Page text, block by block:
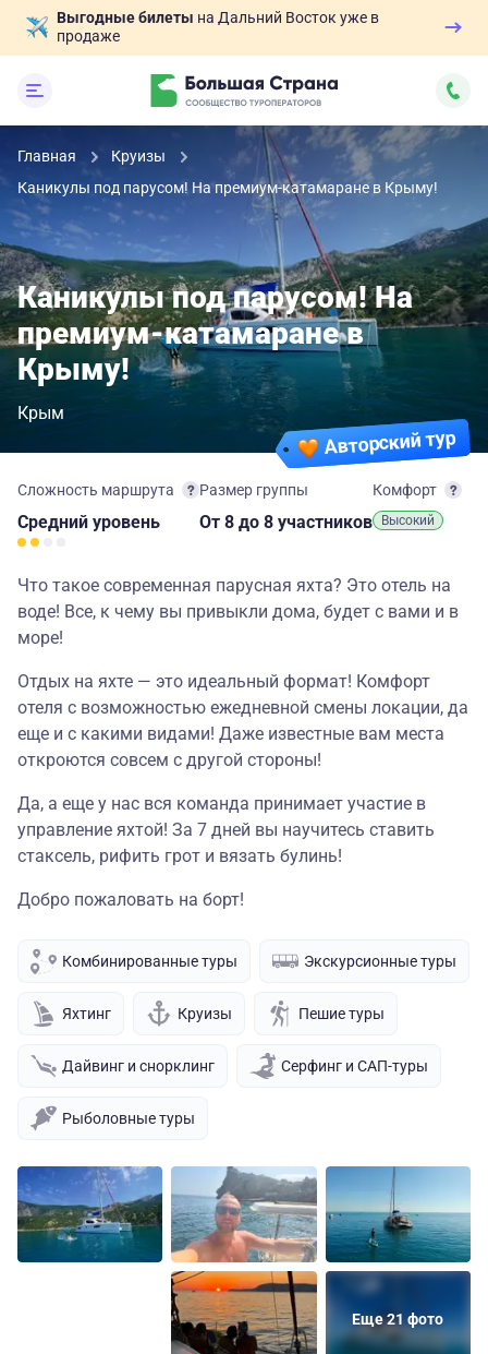
Выгодные билеты на Дальний Восток уже в
продаже
Главная
Круизы
Каникулы под парусом! На премиум-катамаране в Крыму!
Авторский тур
Каникулы под парусом! На
премиум-катамаране в
Крыму!
Крым
Сложность маршрута
Средний уровень
Комфорт
Высокий
Размер группы
От 8 до 8 участников
Что такое современная парусная яхта? Это отель на
воде! Все, к чему вы привыкли дома, будет с вами и в
море!
Отдых на яхте — это идеальный формат! Комфорт
отеля с возможностью ежедневной смены локации, да
еще и с какими видами! Даже известные вам места
откроются совсем с другой стороны!
Да, а еще у нас вся команда принимает участие в
управление яхтой! За 7 дней вы научитесь ставить
стаксель, рифить грот и вязать булинь!
Добро пожаловать на борт!
Комбинированные туры Экскурсионные туры
Яхтинг Круизы Пешие туры
Дайвинг и снорклинг Серфинг и САП-туры
Рыболовные туры
Еще 21 фото